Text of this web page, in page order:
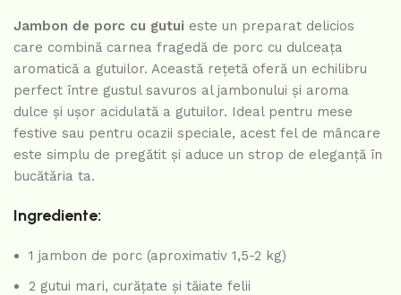
Jambon de porc cu gutui este un preparat delicios
care combină carnea fragedă de porc cu dulceața
aromatică a gutuilor. Această rețetă oferă un echilibru
perfect între gustul savuros al jambonului și aroma
dulce și ușor acidulată a gutuilor. Ideal pentru mese
festive sau pentru ocazii speciale, acest fel de mâncare
este simplu de pregătit și aduce un strop de eleganță în
bucătăria ta.
Ingrediente:
1 jambon de porc (aproximativ 1,5-2 kg)
2 gutui mari, curățate și tăiate felii